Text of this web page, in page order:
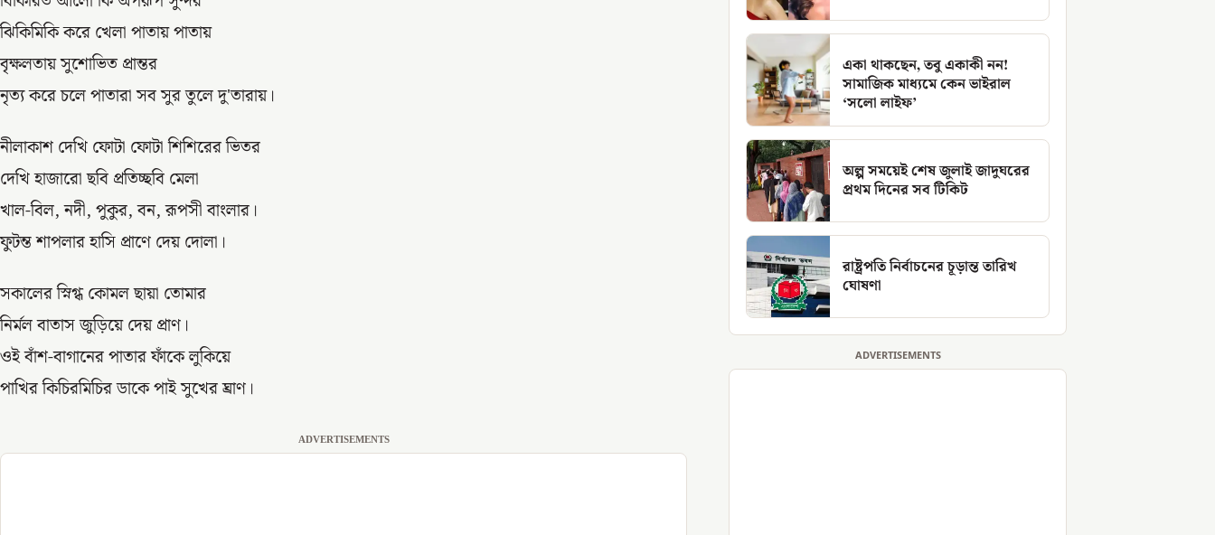
ঝিকিমিকি করে খেলা পাতায় পাতায়
বৃক্ষলতায় সুশোভিত প্রান্তর
নৃত্য করে চলে পাতারা সব সুর তুলে দু'তারায়।
নীলাকাশ দেখি ফোটা ফোটা শিশিরের ভিতর
দেখি হাজারো ছবি প্রতিচ্ছবি মেলা
খাল-বিল, নদী, পুকুর, বন, রূপসী বাংলার।
ফুটন্ত শাপলার হাসি প্রাণে দেয় দোলা।
সকালের স্নিগ্ধ কোমল ছায়া তোমার
নির্মল বাতাস জুড়িয়ে দেয় প্রাণ।
ওই বাঁশ-বাগানের পাতার ফাঁকে লুকিয়ে
পাখির কিচিরমিচির ডাকে পাই সুখের ঘ্রাণ।
ADVERTISEMENTS
একা থাকছেন, তবু একাকী নন!
সামাজিক মাধ্যমে কেন ভাইরাল
‘সলো লাইফ’
অল্প সময়েই শেষ জুলাই জাদুঘরের
প্রথম দিনের সব টিকিট
রাষ্ট্রপতি নির্বাচনের চূড়ান্ত তারিখ
ঘোষণা
ADVERTISEMENTS